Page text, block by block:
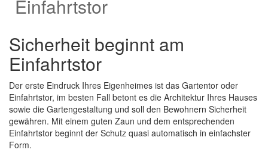
Einfahrtstor
Sicherheit beginnt am
Einfahrtstor
Der erste Eindruck Ihres Eigenheimes ist das Gartentor oder
Einfahrtstor, im besten Fall betont es die Architektur Ihres Hauses
sowie die Gartengestaltung und soll den Bewohnern Sicherheit
gewähren. Mit einem guten Zaun und dem entsprechenden
Einfahrtstor beginnt der Schutz quasi automatisch in einfachster
Form.